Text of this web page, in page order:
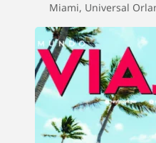
Miami, Universal